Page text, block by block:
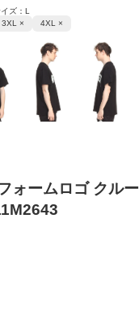
ォームロゴ クルー
ズ：L
3XL × 4XL ×